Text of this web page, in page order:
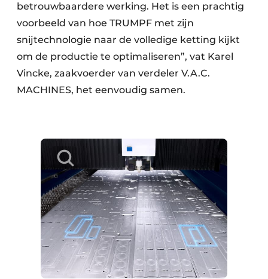
betrouwbaardere werking. Het is een prachtig
voorbeeld van hoe TRUMPF met zijn
snijtechnologie naar de volledige ketting kijkt
om de productie te optimaliseren”, vat Karel
Vincke, zaakvoerder van verdeler V.A.C.
MACHINES, het eenvoudig samen.